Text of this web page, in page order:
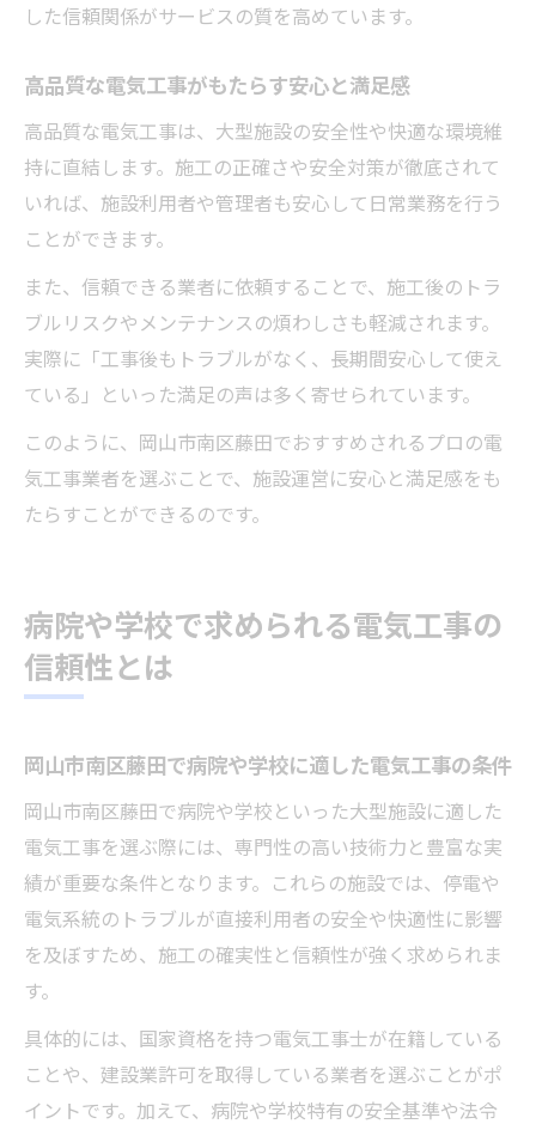
した信頼関係がサービスの質を高めています。
高品質な電気工事がもたらす安心と満足感
高品質な電気工事は、大型施設の安全性や快適な環境維
持に直結します。施工の正確さや安全対策が徹底されて
いれば、施設利用者や管理者も安心して日常業務を行う
ことができます。
また、信頼できる業者に依頼することで、施工後のトラ
ブルリスクやメンテナンスの煩わしさも軽減されます。
実際に「工事後もトラブルがなく、長期間安心して使え
ている」といった満足の声は多く寄せられています。
このように、岡山市南区藤田でおすすめされるプロの電
気工事業者を選ぶことで、施設運営に安心と満足感をも
たらすことができるのです。
病院や学校で求められる電気工事の
信頼性とは
岡山市南区藤田で病院や学校に適した電気工事の条件
岡山市南区藤田で病院や学校といった大型施設に適した
電気工事を選ぶ際には、専門性の高い技術力と豊富な実
績が重要な条件となります。これらの施設では、停電や
電気系統のトラブルが直接利用者の安全や快適性に影響
を及ぼすため、施工の確実性と信頼性が強く求められま
す。
具体的には、国家資格を持つ電気工事士が在籍している
ことや、建設業許可を取得している業者を選ぶことがポ
イントです。加えて、病院や学校特有の安全基準や法令